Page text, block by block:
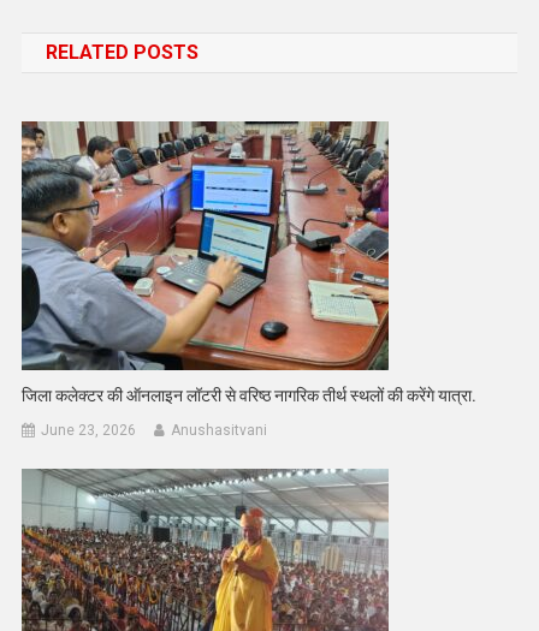
RELATED POSTS
जिला कलेक्टर की ऑनलाइन लॉटरी से वरिष्ठ नागरिक तीर्थ स्थलों की करेंगे यात्रा.
June 23, 2026 Anushasitvani